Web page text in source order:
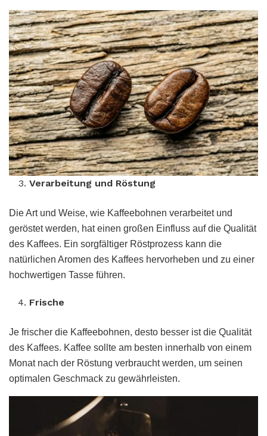
Verarbeitung und Röstung
Die Art und Weise, wie Kaffeebohnen verarbeitet und
geröstet werden, hat einen großen Einfluss auf die Qualität
des Kaffees. Ein sorgfältiger Röstprozess kann die
natürlichen Aromen des Kaffees hervorheben und zu einer
hochwertigen Tasse führen.
Frische
Je frischer die Kaffeebohnen, desto besser ist die Qualität
des Kaffees. Kaffee sollte am besten innerhalb von einem
Monat nach der Röstung verbraucht werden, um seinen
optimalen Geschmack zu gewährleisten.